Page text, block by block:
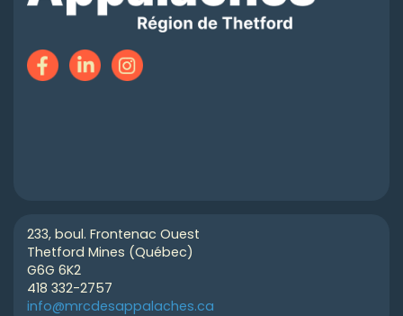
233, boul. Frontenac Ouest
Thetford Mines (Québec)
G6G 6K2
418 332-2757
info@mrcdesappalaches.ca